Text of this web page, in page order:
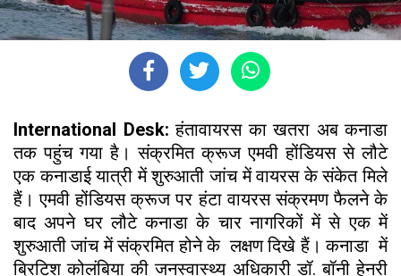
International Desk: हंतावायरस का खतरा अब कनाडा
तक पहुंच गया है। संक्रमित क्रूज एमवी होंडियस से लौटे
एक कनाडाई यात्री में शुरुआती जांच में वायरस के संकेत मिले
हैं। एमवी होंडियस क्रूज पर हंटा वायरस संक्रमण फैलने के
बाद अपने घर लौटे कनाडा के चार नागरिकों में से एक में
शुरुआती जांच में संक्रमित होने के लक्षण दिखे हैं। कनाडा में
ब्रिटिश कोलंबिया की जनस्वास्थ्य अधिकारी डॉ. बॉनी हेनरी